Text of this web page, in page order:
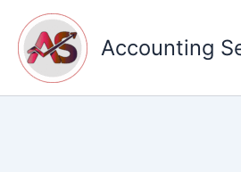
content
Accounting